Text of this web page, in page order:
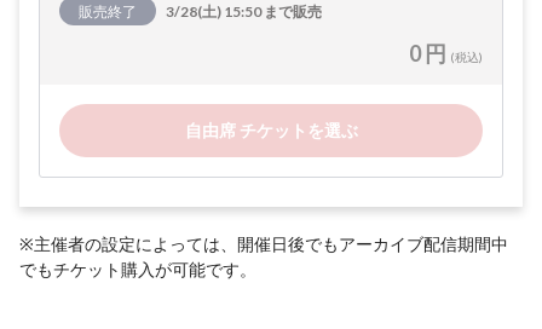
販売終了 3/28(土) 15:50 まで販売
0 円 (税込)
自由席 チケットを選ぶ
※主催者の設定によっては、開催日後でもアーカイブ配信期間中
でもチケット購入が可能です。